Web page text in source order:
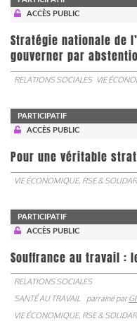
ACCÈS PUBLIC
Stratégie nationale de
gouverner par
RELATIONS SOCIALES VIE
PARTICIPATIF
ACCÈS PUBLIC
Pour une véritable
VIE ÉCONOMIQUE, RSE &
PARTICIPATIF
ACCÈS PUBLIC
Souffrance au travail :
RELATIONS SOCIALES
SANTÉ AU TRAVAIL
parrainé par
VIE ÉCONOMIQUE, RSE &